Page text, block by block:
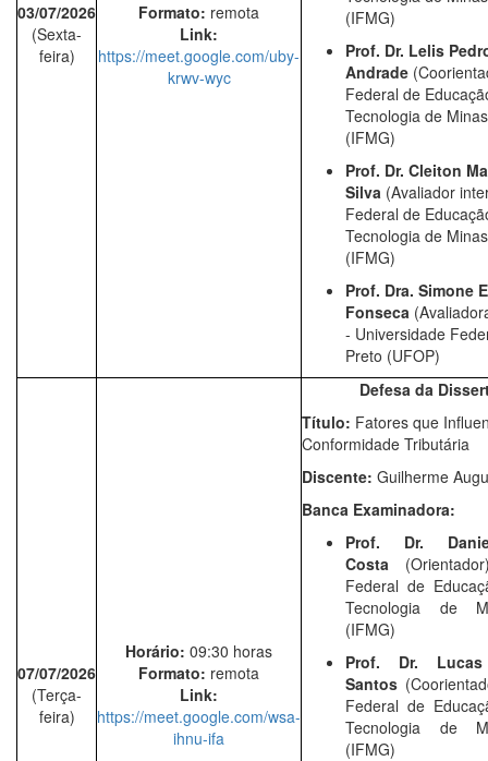
03/07/2026
(Sexta-
feira)
Formato: remota
Link:
https://meet.google.com/uby-
krwv-wyc
(IFMG)
Prof. Dr. Lelis
Andrade
Federal de
Tecnologia de
(IFMG)
Prof. Dr. Cleiton
Silva (Avaliador
Federal de
Tecnologia de
(IFMG)
Prof. Dra. Simone
Fonseca
- Universidade
Preto (UFOP)
07/07/2026
(Terça-
feira)
Horário: 09:30 horas
Formato: remota
Link:
https://meet.google.com/wsa-
ihnu-ifa
Defesa da
Título: Fatores que
Conformidade Tributária
Discente: Guilherme
Banca Examinadora:
Prof. Dr.
Costa
Federal de
Tecnologia de
(IFMG)
Prof. Dr.
Santos
Federal de
Tecnologia de
(IFMG)